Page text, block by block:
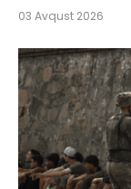
03 Avqust 2026